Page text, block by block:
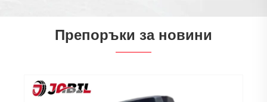
Препоръки за новини